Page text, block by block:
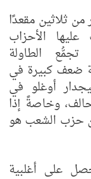
من ثلاثين مقعدًا
الأحزاب
تجمُّع الطاولة
ضعف كبيرة في
أوغلو في
وخاصةً إذا
حزب الشعب هو
على أغلبية